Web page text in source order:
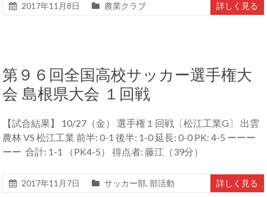
2017年11月8日 農業クラブ 詳しく見る
第９６回全国高校サッカー選手権大
会 島根県大会 １回戦
【試合結果】 10/27（金） 選手権１回戦〔松江工業G〕 出雲
農林 VS 松江工業 前半: 0-1 後半: 1-0 延長: 0-0 PK: 4-5 ーーー
ーー 合計: 1-1 （PK4-5） 得点者: 藤江（39分）
2017年11月7日 サッカー部,部活動 詳しく見る